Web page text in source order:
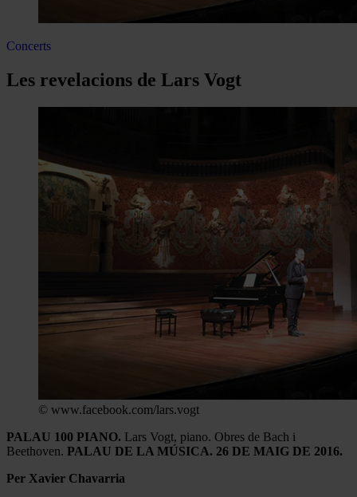
Concerts
Les revelacions de Lars Vogt
© www.facebook.com/lars.vogt
PALAU 100 PIANO. Lars Vogt, piano. Obres de Bach i
Beethoven. PALAU DE LA MÚSICA. 26 DE MAIG DE 2016.
Per Xavier Chavarria